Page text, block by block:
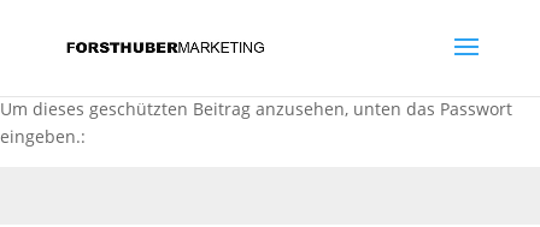
Um dieses geschützten Beitrag anzusehen, unten das Passwort
eingeben.: